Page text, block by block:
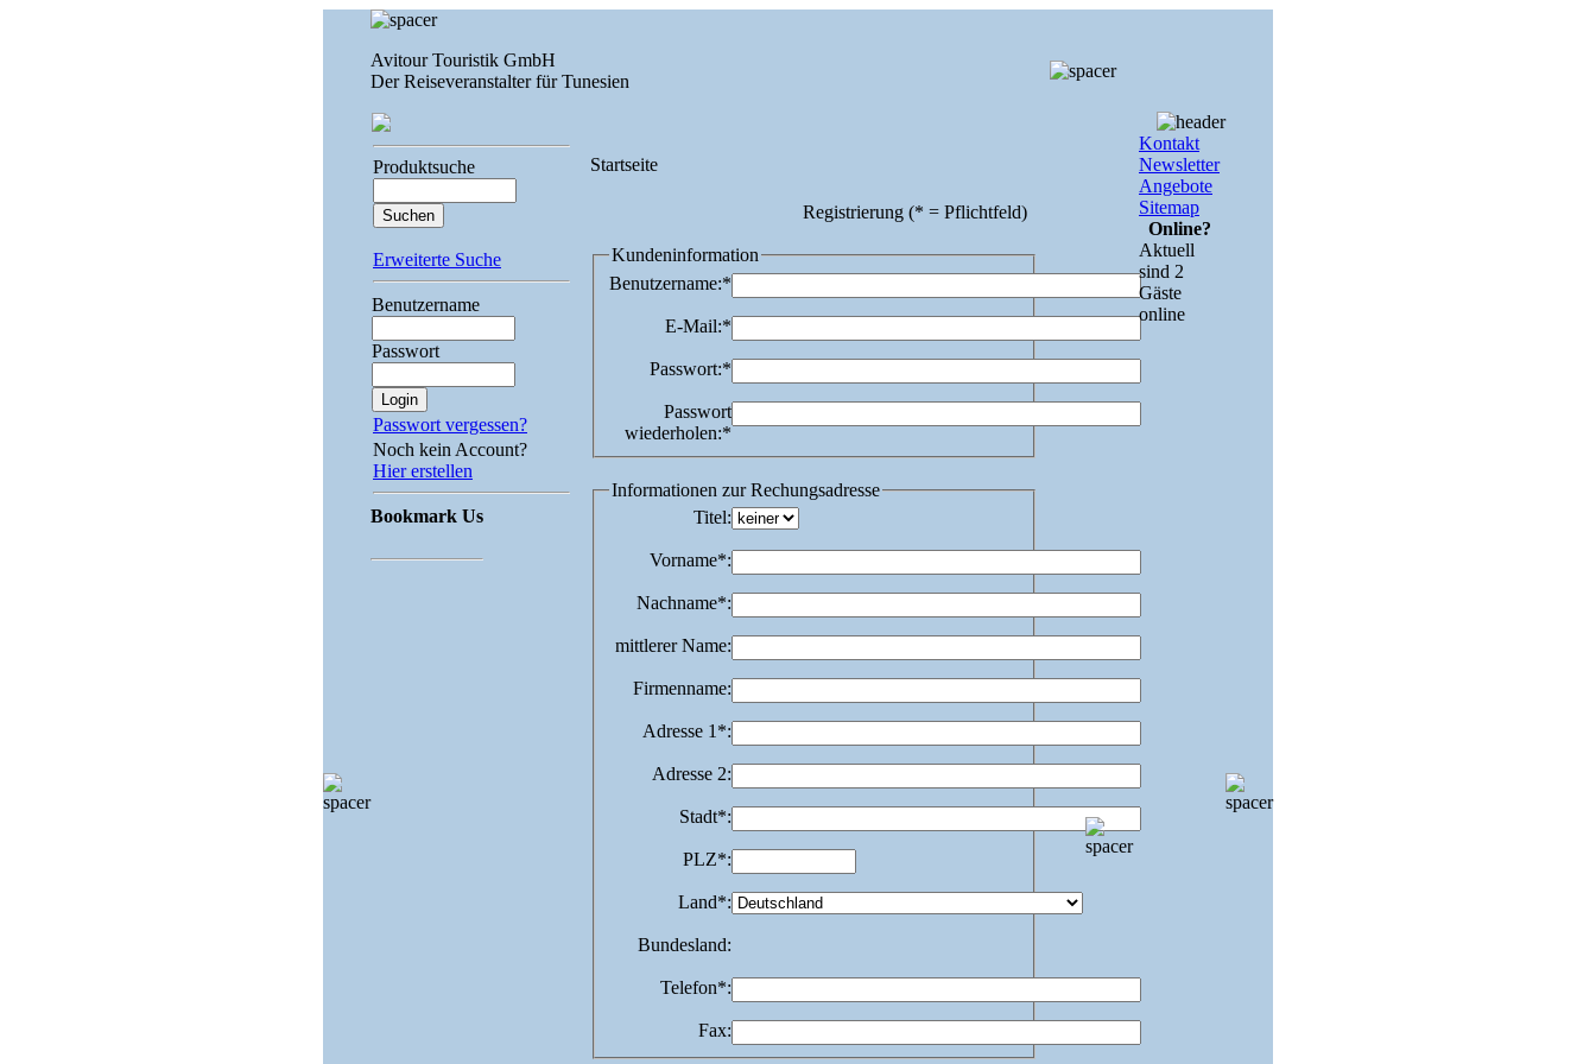
Avitour Touristik GmbH
Der Reiseveranstalter für Tunesien
Produktsuche
Erweiterte Suche
Benutzername
Passwort
Passwort vergessen?
Noch kein Account?
Hier erstellen
Bookmark Us
Startseite
Registrierung (* = Pflichtfeld)
Kundeninformation
Benutzername:*
E-Mail:*
Passwort:*
Passwort
wiederholen:*
Informationen zur Rechungsadresse
Titel:
Vorname*:
Nachname*:
mittlerer Name:
Firmenname:
Adresse 1 *:
Adresse 2:
Stadt*:
PLZ*:
Land*:
Bundesland:
Telefon*:
Fax:
Kontakt
Newsletter
Angebote
Sitemap
Online?
Aktuell
sind 2
Gäste
online